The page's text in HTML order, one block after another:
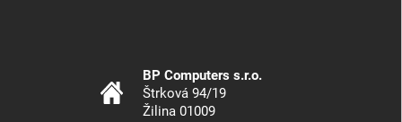
BP Computers s.r.o.
Štrková 94/19
Žilina 01009